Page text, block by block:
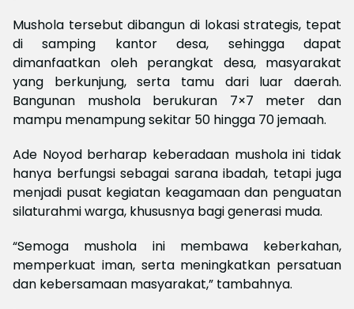
Mushola tersebut dibangun di lokasi strategis, tepat
di samping kantor desa, sehingga dapat
dimanfaatkan oleh perangkat desa, masyarakat
yang berkunjung, serta tamu dari luar daerah.
Bangunan mushola berukuran 7×7 meter dan
mampu menampung sekitar 50 hingga 70 jemaah.
Ade Noyod berharap keberadaan mushola ini tidak
hanya berfungsi sebagai sarana ibadah, tetapi juga
menjadi pusat kegiatan keagamaan dan penguatan
silaturahmi warga, khususnya bagi generasi muda.
“Semoga mushola ini membawa keberkahan,
memperkuat iman, serta meningkatkan persatuan
dan kebersamaan masyarakat,” tambahnya.